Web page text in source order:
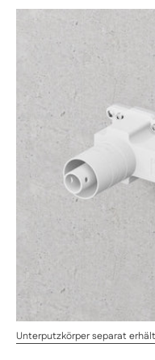
Unterputzkörper separat